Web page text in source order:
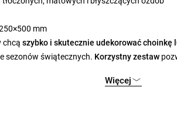
mm
chcą szybko i skutecznie udekorować choinkę
sezonów świątecznych. Korzystny zestaw
Więcej